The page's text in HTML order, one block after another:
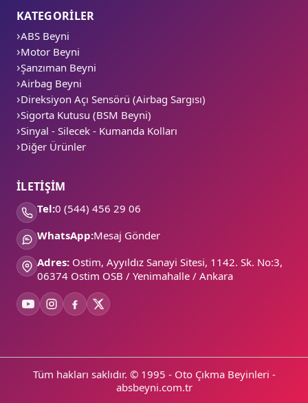
KATEGORİLER
ABS Beyni
Motor Beyni
Şanzıman Beyni
Airbag Beyni
Direksiyon Açı Sensörü (Airbag Sargısı)
Sigorta Kutusu (BSM Beyni)
Sinyal - Silecek - Kumanda Kolları
Diğer Ürünler
İLETİŞİM
Tel:0 (544) 456 29 06
WhatsApp:Mesaj Gönder
Adres: Ostim, Ayyıldız Sanayi Sitesi, 1142. Sk. No:3,
06374 Ostim OSB / Yenimahalle / Ankara
Tüm hakları saklıdır. © 1995 - Oto Çıkma Beyinleri -
absbeyni.com.tr